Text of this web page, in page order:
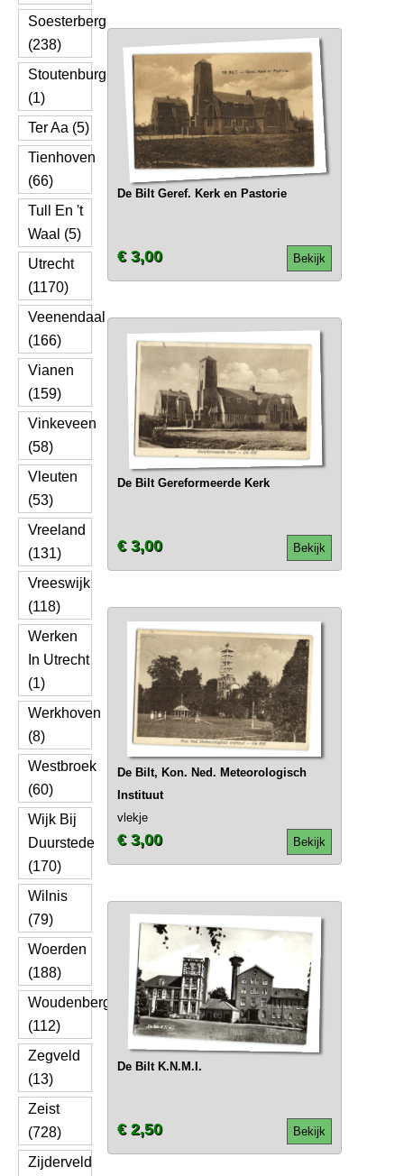
Soesterberg
(238)
Stoutenburg
(1)
Ter Aa (5)
Tienhoven
(66)
Tull En 't
Waal (5)
Utrecht
(1170)
Veenendaal
(166)
Vianen
(159)
Vinkeveen
(58)
Vleuten
(53)
Vreeland
(131)
Vreeswijk
(118)
Werken
In Utrecht
(1)
Werkhoven
(8)
Westbroek
(60)
Wijk Bij
Duurstede
(170)
Wilnis
(79)
Woerden
(188)
Woudenberg
(112)
Zegveld
(13)
Zeist
(728)
Zijderveld
De Bilt Geref. Kerk en Pastorie
Bekijk
€ 3,00
De Bilt Gereformeerde Kerk
Bekijk
€ 3,00
De Bilt, Kon. Ned. Meteorologisch
Instituut
vlekje
Bekijk
€ 3,00
De Bilt K.N.M.I.
Bekijk
€ 2,50